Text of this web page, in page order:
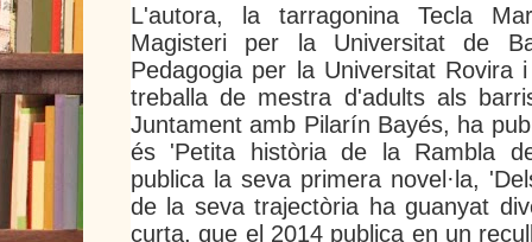
L'autora, la tarragonina Tecla
Magisteri per la Universitat de
Pedagogia per la Universitat Rovira
treballa de mestra d'adults als
Juntament amb Pilarín Bayés, ha
és 'Petita història de la Rambla
publica la seva primera novel·la,
de la seva trajectòria ha guanyat
curta, que el 2014 publica en un